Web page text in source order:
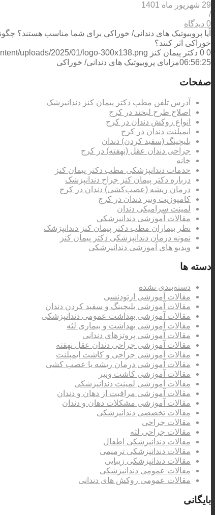
29 شهریور ماه 1401
/
0 دیدگاه
آیا پروبیوتیک های دندانی/ خوراکی برای شما مناسب هستند؟
خوراکی اثر کنند؟
0
0 دکتر پیمان کنز uploads/2025/01/logo-300x138.png
06:56:25مزایای پروبیوتیک های دندانی/ خوراکی
صفحات
آدرس تلفن مطب دکتر پیمان کنز دندانپزشک
اصلاح طرح لبخند در کرج
انواع روکش دندان در کرج
ایمپلنت دندان در کرج
بلیچینگ (سفید کردن) دندان
جراحی دندان عقل (نهفته) در کرج
خانه
خدمات دندانپزشکی مطب دکتر پیمان کنز
درباره دکتر پیمان کنز جراح دندانپزشک
درمان ریشه (عصب‌کشی) دندان در کرج
کامپوزیت ونیر دندان در کرج
لمینت سرامیکی دندان
مقالات آموزشی دندانپزشکی
نظر بیماران مطب دکتر پیمان کنز دندانپزشک
نمونه درمان دندانپزشکی دکتر پیمان کنز
ویدیو های آموزشی دندانپزشکی
دسته ها
دسته‌بندی نشده
مقالات آموزشی ارتودنسی
مقالات آموزشی بلیچینگ و سفید کردن دندان
مقالات آموزشی بهداشت عمومی دندانپزشکی
مقالات آموزشی بهداشت و بیماری لثه
مقالات آموزشی پروتزهای دندانی
مقالات آموزشی جراحی دندان عقل نهفته
مقالات آموزشی جراحی و کاشت ایمپلنت
مقالات آموزشی درمان ریشه یا عصب کشی
مقالات آموزشی کاشت ونیر
مقالات آموزشی لمینت دندانپزشکی
مقالات آموزشی مراقبت از دهان و دندان
مقالات آموزشی مشکلات دهان و دندان
مقالات تخصصی دندانپزشکی
مقالات جراحی
مقالات جراحی لثه
مقالات دندانپزشکی اطفال
مقالات دندانپزشکی ترمیمی
مقالات دندانپزشکی زیبایی
مقالات عمومی دندانپزشکی
مقالات عمومی روکش های دندانی
بایگانی